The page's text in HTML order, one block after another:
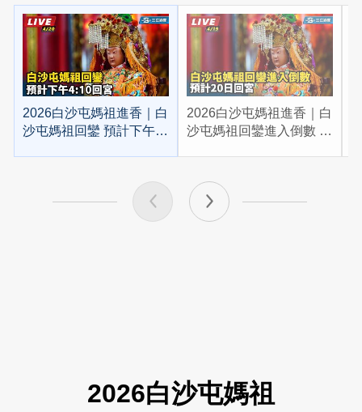
2026白沙屯媽祖進香｜白
沙屯媽祖回鑾 預計下午
2026白沙屯媽祖進香｜白
沙屯媽祖回鑾進入倒數 預
2026白沙屯媽祖